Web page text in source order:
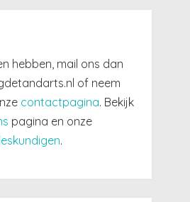
hebben, mail ons dan
of neem
contactpagina. Bekijk
pagina en onze
.